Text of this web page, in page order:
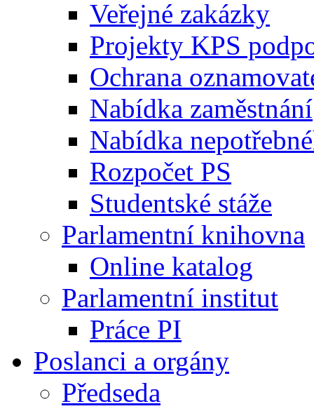
Veřejné zakázky
Projekty KPS
Ochrana
Nabídka zaměstnání
Nabídka
Rozpočet PS
Studentské stáže
Parlamentní knihovna
Online katalog
Parlamentní institut
Práce PI
Poslanci a orgány
Předseda